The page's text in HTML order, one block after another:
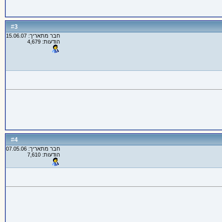
#
3
חבר מתאריך: 15.06.07
הודעות: 4,679
#
4
חבר מתאריך: 07.05.06
הודעות: 7,610